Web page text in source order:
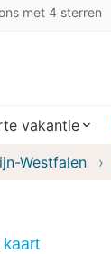
met 4 sterren
vakantie
Westfalen
kaart